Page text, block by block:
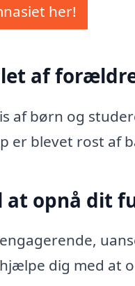
her!
af
af børn og
er blevet rost af
opnå dit
dig med at